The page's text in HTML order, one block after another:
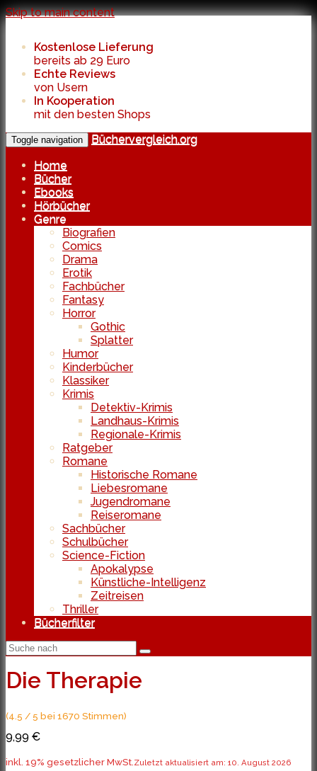
Skip to main content
Kostenlose Lieferung
bereits ab 29 Euro
Echte Reviews
von Usern
In Kooperation
mit den besten Shops
Toggle navigation
Büchervergleich.org
Home
Bücher
Ebooks
Hörbücher
Genre
Biografien
Comics
Drama
Erotik
Fachbücher
Fantasy
Horror
Gothic
Splatter
Humor
Kinderbücher
Klassiker
Krimis
Detektiv-Krimis
Landhaus-Krimis
Regionale-Krimis
Ratgeber
Romane
Historische Romane
Liebesromane
Jugendromane
Reiseromane
Sachbücher
Schulbücher
Science-Fiction
Apokalypse
Künstliche-Intelligenz
Zeitreisen
Thriller
Bücherfilter
Die Therapie
(4.5 / 5 bei 1670 Stimmen)
9,99 €
inkl. 19% gesetzlicher MwSt. Zuletzt aktualisiert am: 10. August 2026